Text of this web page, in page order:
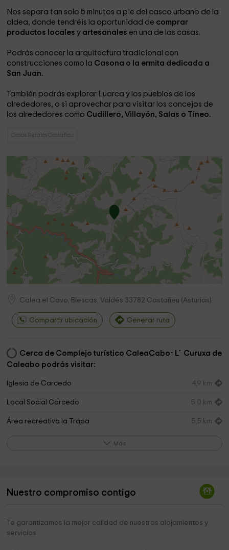
Nos separa tan solo 5 minutos a pie del casco urbano de la
aldea, donde tendréis la oportunidad de comprar
productos locales y artesanales en una de las casas.
Podrás conocer la arquitectura tradicional con
construcciones como la Casona o la ermita dedicada a
San Juan.
También podrás explorar Luarca y los pueblos de los
alrededores, o si aprovechar para visitar los concejos de
los alrededores como Cudillero, Villayón, Salas o Tineo.
Casas Rurales Castañeu
Calea el Cavo, Biescas, Valdés 33782 Castañeu (Asturias)
Compartir ubicación Generar ruta
Cerca de Complejo turístico CaleaCabo- L´Curuxa de
Caleabo podrás visitar:
Iglesia de Carcedo 4,9 km
Local Social Carcedo 5,0 km
Área recreativa la Trapa 5,5 km
Capilla de Santiago 8,0 km
Ermita La Fabariega
Más
Nuestro compromiso contigo
Te garantizamos la mejor calidad de nuestros alojamientos y
servicios